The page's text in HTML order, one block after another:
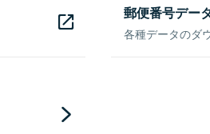
郵便番号デー
各種データのダ